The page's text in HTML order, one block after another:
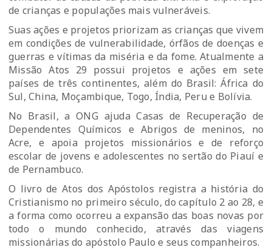
de crianças e populações mais vulneráveis.
Suas ações e projetos priorizam as crianças que vivem
em condições de vulnerabilidade, órfãos de doenças e
guerras e vítimas da miséria e da fome. Atualmente a
Missão Atos 29 possui projetos e ações em sete
países de três continentes, além do Brasil: África do
Sul, China, Moçambique, Togo, Índia, Peru e Bolívia.
No Brasil, a ONG ajuda Casas de Recuperação de
Dependentes Químicos e Abrigos de meninos, no
Acre, e apoia projetos missionários e de reforço
escolar de jovens e adolescentes no sertão do Piauí e
de Pernambuco.
O livro de Atos dos Apóstolos registra a história do
Cristianismo no primeiro século, do capítulo 2 ao 28, e
a forma como ocorreu a expansão das boas novas por
todo o mundo conhecido, através das viagens
missionárias do apóstolo Paulo e seus companheiros.